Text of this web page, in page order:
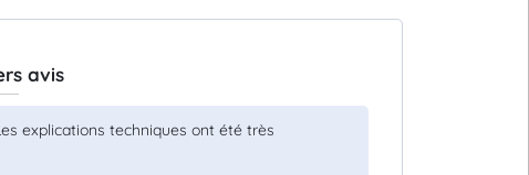
avis
explications techniques ont été très